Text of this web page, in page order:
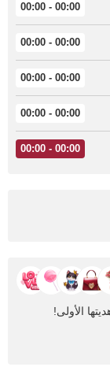
00:00 - 00:00
00:00 - 00:00
00:00 - 00:00
00:00 - 00:00
00:00 - 00:00
الأولى!